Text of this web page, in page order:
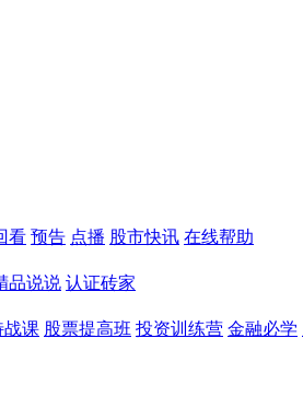
看 预告 点播 股市快讯 在线帮助
品说说 认证砖家
战课 股票提高班 投资训练营 金融必学